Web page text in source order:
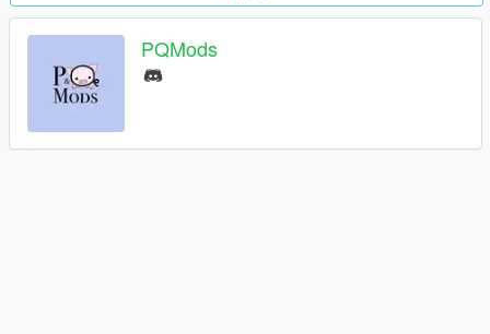
PQMods